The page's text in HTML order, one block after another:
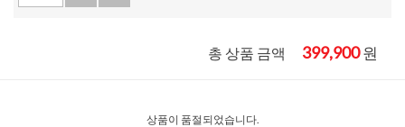
총 상품 금액 399,900원
상품이 품절되었습니다.